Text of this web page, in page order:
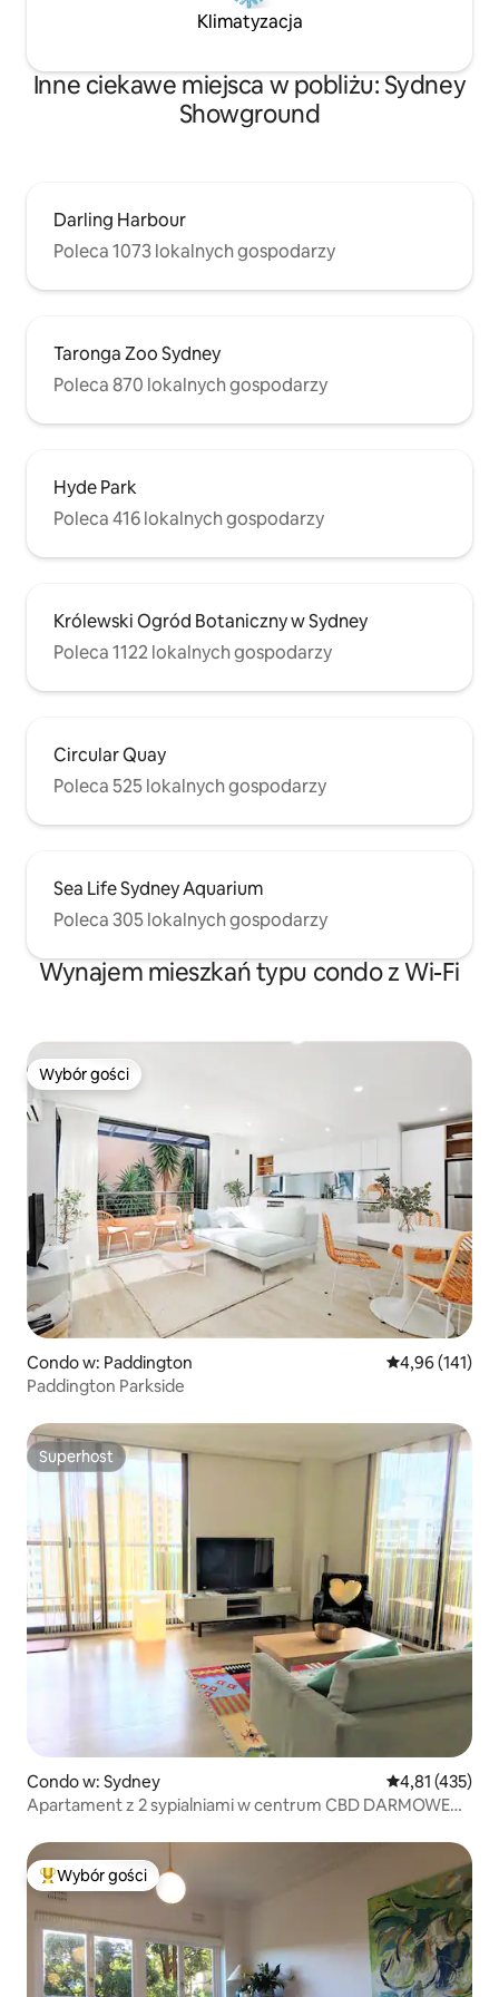
Klimatyzacja
Inne ciekawe miejsca w pobliżu: Sydney
Showground
Darling Harbour
Poleca 1073 lokalnych gospodarzy
Taronga Zoo Sydney
Poleca 870 lokalnych gospodarzy
Hyde Park
Poleca 416 lokalnych gospodarzy
Królewski Ogród Botaniczny w Sydney
Poleca 1122 lokalnych gospodarzy
Circular Quay
Poleca 525 lokalnych gospodarzy
Sea Life Sydney Aquarium
Poleca 305 lokalnych gospodarzy
Wynajem mieszkań typu condo z Wi-Fi
Wybór gości
Wybór gości
Condo w: Paddington Średnia
4,96 (141)
Paddington Parkside
Superhost
Superhost
Condo w: Sydney Średnia
4,81 (435)
Apartament z 2 sypialniami w centrum CBD DARMOWE
Najpopularniejsze z kategorii Wybór gości
Wybór gości